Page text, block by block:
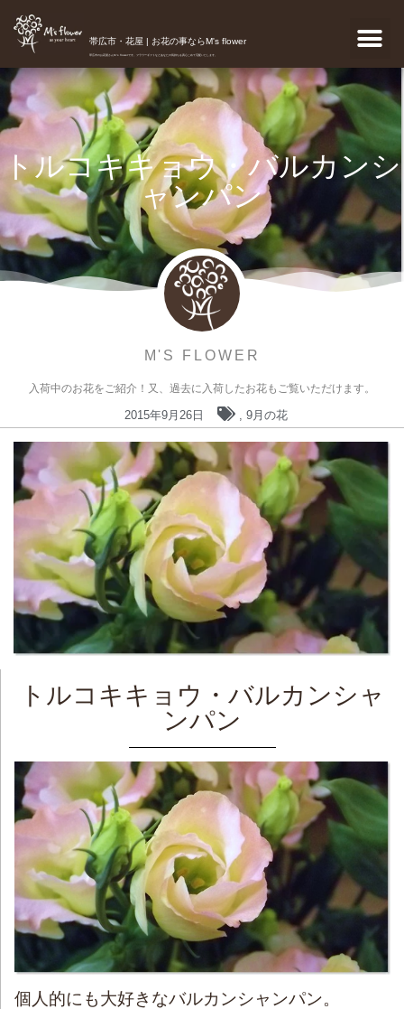
帯広市・花屋 | お花の事ならM's flower
帯広市のお花屋さんM's flowerです。フラワーギフトなどあなたの気持ちを真心こめて宅配いたします。
トルコキキョウ・バルカンシ
ャンパン
M'S FLOWER
入荷中のお花をご紹介！又、過去に入荷したお花もご覧いただけます。
2015年9月26日 , 9月の花
トルコキキョウ・バルカンシャ
ンパン
個人的にも大好きなバルカンシャンパン。